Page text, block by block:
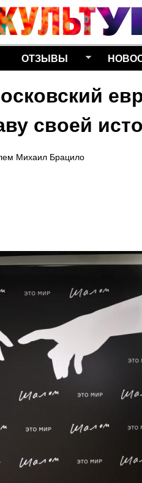
Перейти к основному
содержанию
ОТЗЫВЫ
своей
Михаил Брацило